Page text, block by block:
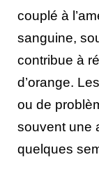
couplé à
sanguine,
contribue à
d’orange.
ou de
souvent une
quelques